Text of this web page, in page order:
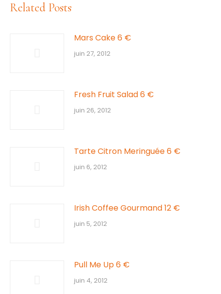
Related Posts
Mars Cake 6 €
juin 27, 2012
Fresh Fruit Salad 6 €
juin 26, 2012
Tarte Citron Meringuée 6 €
juin 6, 2012
Irish Coffee Gourmand 12 €
juin 5, 2012
Pull Me Up 6 €
juin 4, 2012